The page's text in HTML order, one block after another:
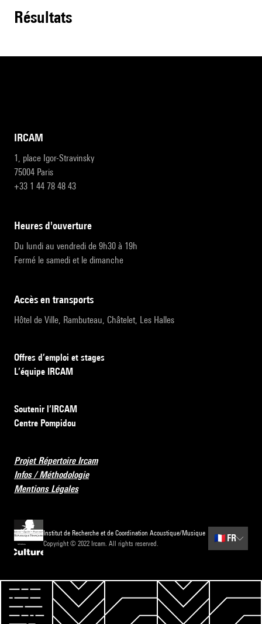
résultats
IRCAM
1, place Igor-Stravinsky
75004 Paris
+33 1 44 78 48 43
heures d'ouverture
Du lundi au vendredi de 9h30 à 19h
Fermé le samedi et le dimanche
accès en transports
Hôtel de Ville, Rambuteau, Châtelet, Les Halles
Offres d’emploi et stages
L’équipe IRCAM
Soutenir l’IRCAM
Centre Pompidou
Projet Répertoire Ircam
Infos / Méthodologie
Mentions Légales
Institut de Recherche et de Coordination Acoustique/Musique
Copyright © 2022 Ircam. All rights reserved.
🇫🇷 FR